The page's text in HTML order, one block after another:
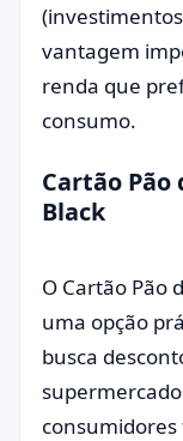
vantagem
renda que
consumo.
Cartão Pão
Black
O Cartão Pão
uma opção
busca
consumidores